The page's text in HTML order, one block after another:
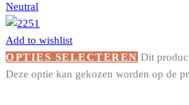
Neutral
Add to wishlist
OPTIES SELECTEREN Dit
Deze optie kan gekozen worden op de